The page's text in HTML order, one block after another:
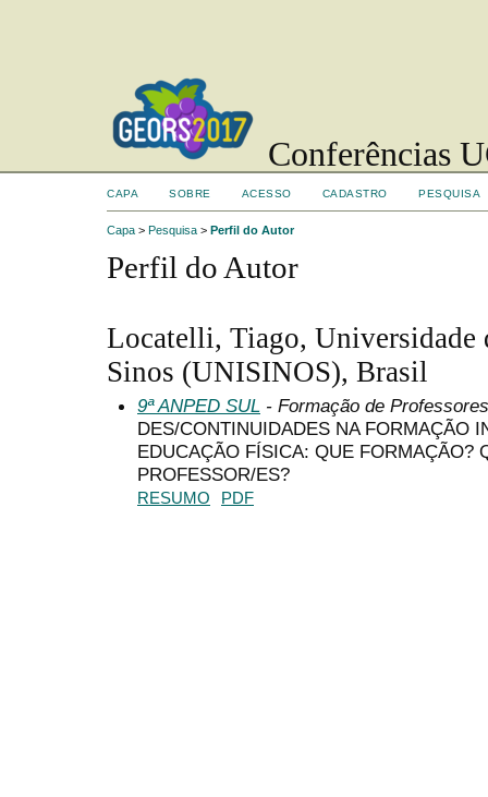
Conferências
CAPA SOBRE ACESSO CADASTRO PESQUISA
Capa > Pesquisa > Perfil do Autor
Perfil do Autor
Locatelli, Tiago, Universidade
Sinos (UNISINOS), Brasil
9ª ANPED SUL - Formação de Professores
DES/CONTINUIDADES NA FORMAÇÃO
EDUCAÇÃO FÍSICA: QUE FORMAÇÃO?
PROFESSOR/ES?
RESUMO PDF